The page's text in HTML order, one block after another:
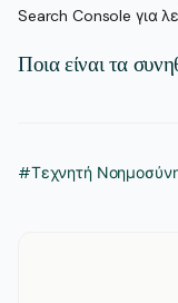
Search Console για
Ποια είναι τα
#Τεχνητή